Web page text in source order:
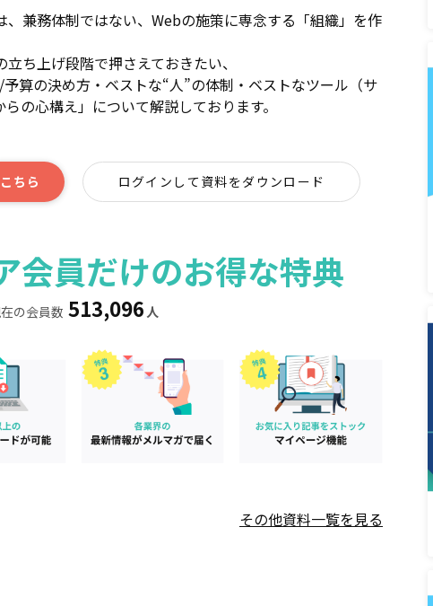
兼務体制ではない、Webの施策に専念する「組織」を作
ち上げ段階で押さえておきたい、
算の決め方・ベストな“人”の体制・ベストなツール（サ
の心構え」について解説しております。
ちら ログインして資料をダウンロード
員だけのお得な特典
の会員数 513,096 人
その他資料一覧を見る